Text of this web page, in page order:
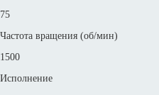
75
Частота вращения (об/мин)
1500
Исполнение